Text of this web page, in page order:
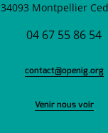
34093 Montpellier
04 67 55 86 54
contact@openig.org
Venir nous voir